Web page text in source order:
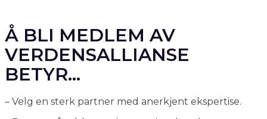
Å BLI MEDLEM AV
VERDENSALLIANSE
BETYR...
– Velg en sterk partner med anerkjent ekspertise.